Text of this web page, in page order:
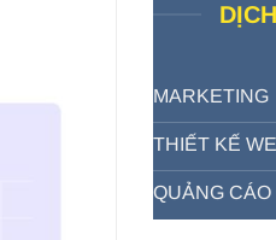
MARKETING
THIẾT KẾ
QUẢNG CÁO